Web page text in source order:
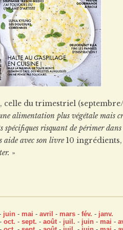
celle du trimestriel
alimentation plus végétale mais
spécifiques risquant de périmer
aide avec son livre10
»
juin - mai - avril - mars - fév. - janv.
- oct. - sept. - août- juil. - juin - mai -